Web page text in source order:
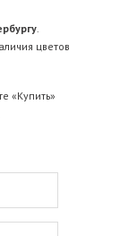
.
цветов
«Купить»